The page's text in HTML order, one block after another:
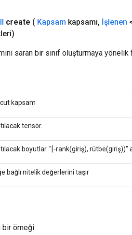
create ( Kapsam kapsamı, İşlenen
saran bir sınıf oluşturmaya
kapsam
tensör.
boyutlar. "[-rank(giriş), rütbe(giriş))"
bağlı nitelik değerlerini taşır
bir örneği